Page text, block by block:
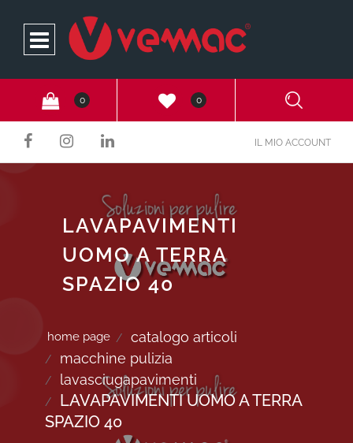
Open
0 0
IL MIO ACCOUNT
LAVAPAVIMENTI
UOMO A TERRA
SPAZIO 40
home page
catalogo articoli
macchine pulizia
lavasciugapavimenti
LAVAPAVIMENTI UOMO A TERRA
SPAZIO 40